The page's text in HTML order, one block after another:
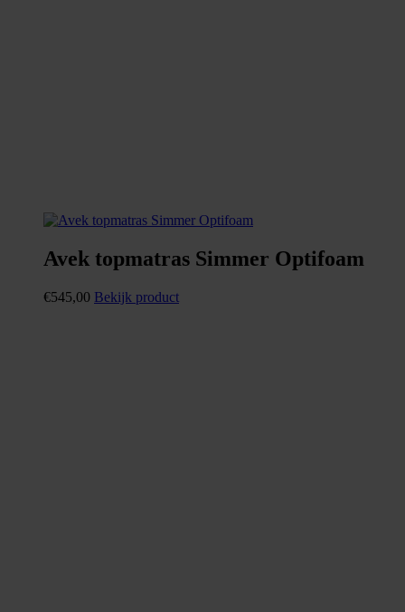
Avek topmatras Simmer Optifoam
€545,00 Bekijk product